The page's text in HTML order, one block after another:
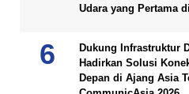
Udara yang Pertama
Dukung Infrastruktur
Hadirkan Solusi
Depan di Ajang Asia